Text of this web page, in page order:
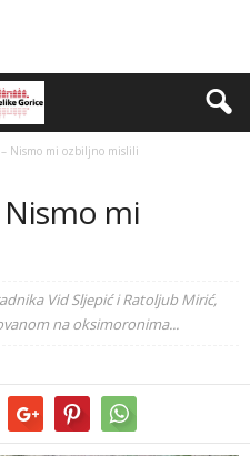
– Nismo mi ozbiljno mislili
Nismo mi
Vid Sljepić i Ratoljub Mirić,
na oksimoronima...